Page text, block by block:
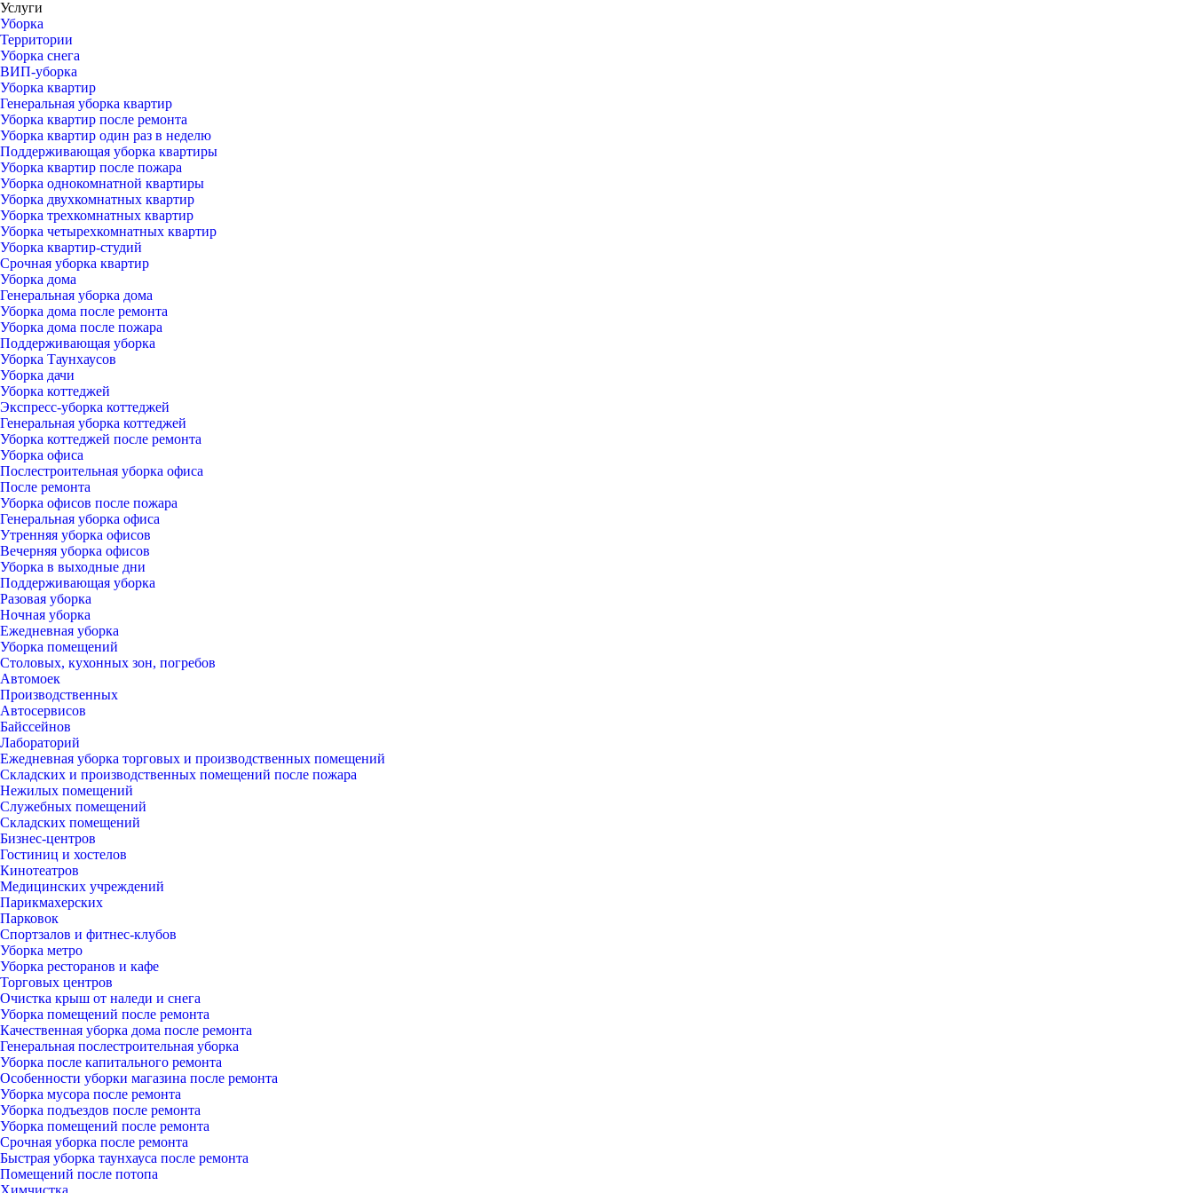
Услуги
Уборка
Территории
Уборка снега
ВИП-уборка
Уборка квартир
Генеральная уборка квартир
Уборка квартир после ремонта
Уборка квартир один раз в неделю
Поддерживающая уборка квартиры
Уборка квартир после пожара
Уборка однокомнатной квартиры
Уборка двухкомнатных квартир
Уборка трехкомнатных квартир
Уборка четырехкомнатных квартир
Уборка квартир-студий
Срочная уборка квартир
Уборка дома
Генеральная уборка дома
Уборка дома после ремонта
Уборка дома после пожара
Поддерживающая уборка
Уборка Таунхаусов
Уборка дачи
Уборка коттеджей
Экспресс-уборка коттеджей
Генеральная уборка коттеджей
Уборка коттеджей после ремонта
Уборка офиса
Послестроительная уборка офиса
После ремонта
Уборка офисов после пожара
Генеральная уборка офиса
Утренняя уборка офисов
Вечерняя уборка офисов
Уборка в выходные дни
Поддерживающая уборка
Разовая уборка
Ночная уборка
Ежедневная уборка
Уборка помещений
Столовых, кухонных зон, погребов
Автомоек
Производственных
Автосервисов
Байссейнов
Лабораторий
Ежедневная уборка торговых и производственных помещений
Складских и производственных помещений после пожара
Нежилых помещений
Служебных помещений
Складских помещений
Бизнес-центров
Гостиниц и хостелов
Кинотеатров
Медицинских учреждений
Парикмахерских
Парковок
Спортзалов и фитнес-клубов
Уборка метро
Уборка ресторанов и кафе
Торговых центров
Очистка крыш от наледи и снега
Уборка помещений после ремонта
Качественная уборка дома после ремонта
Генеральная послестроительная уборка
Уборка после капитального ремонта
Особенности уборки магазина после ремонта
Уборка мусора после ремонта
Уборка подъездов после ремонта
Уборка помещений после ремонта
Срочная уборка после ремонта
Быстрая уборка таунхауса после ремонта
Помещений после потопа
Химчистка